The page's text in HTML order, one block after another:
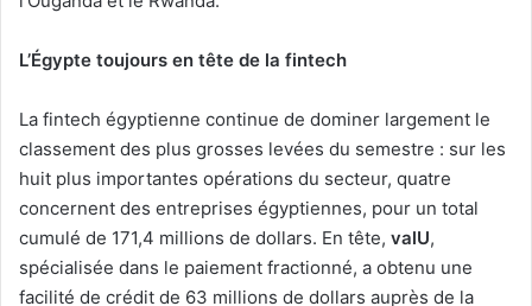
L’Égypte toujours en tête de la fintech
La fintech égyptienne continue de dominer largement le
classement des plus grosses levées du semestre : sur les
huit plus importantes opérations du secteur, quatre
concernent des entreprises égyptiennes, pour un total
cumulé de 171,4 millions de dollars. En tête, valU,
spécialisée dans le paiement fractionné, a obtenu une
facilité de crédit de 63 millions de dollars auprès de la